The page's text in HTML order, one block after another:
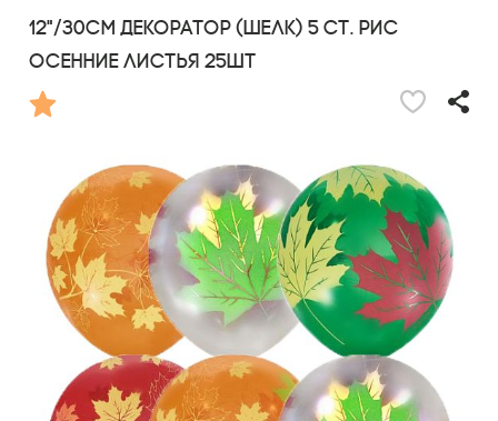
12"/30см Декоратор (шелк) 5 ст. рис
Осенние листья 25шт